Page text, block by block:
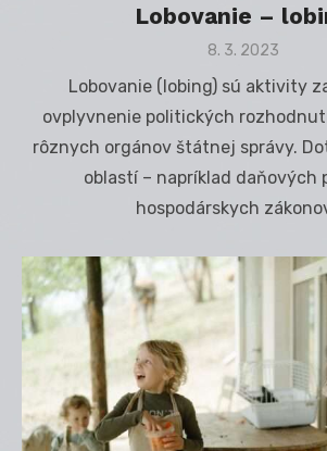
Lobovanie –
Posted
8. 3. 2023
Lobovanie (lobing) sú aktivity
ovplyvnenie politických
rôznych orgánov štátnej správy.
oblastí – napríklad daňových
hospodárskych